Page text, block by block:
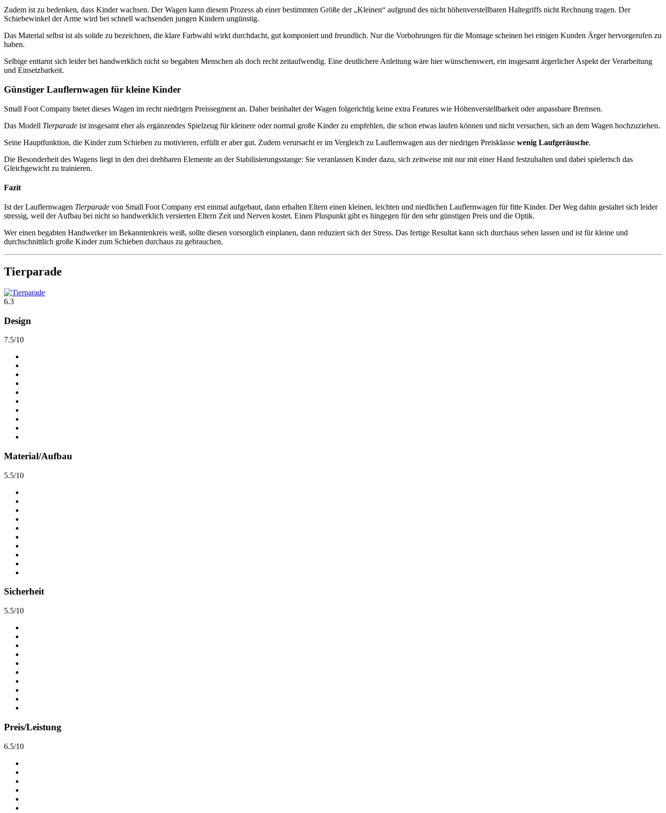
Zudem ist zu bedenken, dass Kinder wachsen. Der Wagen kann diesem Prozess ab einer bestimmten Größe der „Kleinen“ aufgrund des nicht höhenverstellbaren Haltegriffs nicht Rechnung tragen. Der
Schiebewinkel der Arme wird bei schnell wachsenden jungen Kindern ungünstig.
Das Material selbst ist als solide zu bezeichnen, die klare Farbwahl wirkt durchdacht, gut komponiert und freundlich. Nur die Vorbohrungen für die Montage scheinen bei einigen Kunden Ärger hervorgerufen zu
haben.
Selbige enttarnt sich leider bei handwerklich nicht so begabten Menschen als doch recht zeitaufwendig. Eine deutlichere Anleitung wäre hier wünschenswert, ein insgesamt ärgerlicher Aspekt der Verarbeitung
und Einsetzbarkeit.
Günstiger Lauflernwagen für kleine Kinder
Small Foot Company bietet dieses Wagen im recht niedrigen Preissegment an. Daher beinhaltet der Wagen folgerichtig keine extra Features wie Höhenverstellbarkeit oder anpassbare Bremsen.
Das Modell Tierparade ist insgesamt eher als ergänzendes Spielzeug für kleinere oder normal große Kinder zu empfehlen, die schon etwas laufen können und nicht versuchen, sich an dem Wagen hochzuziehen.
Seine Hauptfunktion, die Kinder zum Schieben zu motivieren, erfüllt er aber gut. Zudem verursacht er im Vergleich zu Lauflernwagen aus der niedrigen Preisklasse wenig Laufgeräusche.
Die Besonderheit des Wagens liegt in den drei drehbaren Elemente an der Stabilisierungsstange: Sie veranlassen Kinder dazu, sich zeitweise mit nur mit einer Hand festzuhalten und dabei spielerisch das
Gleichgewicht zu trainieren.
Fazit
Ist der Lauflernwagen Tierparade von Small Foot Company erst einmal aufgebaut, dann erhalten Eltern einen kleinen, leichten und niedlichen Lauflernwagen für fitte Kinder. Der Weg dahin gestaltet sich leider
stressig, weil der Aufbau bei nicht so handwerklich versierten Eltern Zeit und Nerven kostet. Einen Pluspunkt gibt es hingegen für den sehr günstigen Preis und die Optik.
Wer einen begabten Handwerker im Bekanntenkreis weiß, sollte diesen vorsorglich einplanen, dann reduziert sich der Stress. Das fertige Resultat kann sich durchaus sehen lassen und ist für kleine und
durchschnittlich große Kinder zum Schieben durchaus zu gebrauchen.
Tierparade
6.3
Design
7.5/10
Material/Aufbau
5.5/10
Sicherheit
5.5/10
Preis/Leistung
6.5/10